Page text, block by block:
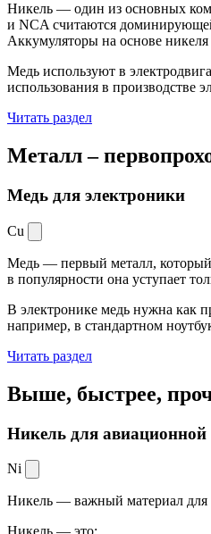
Никель — один из основных
и NCA считаются
Аккумуляторы на основе
Медь используют в
использования в производстве
Читать раздел
Металл –
Медь для электроники
Cu
Медь — первый металл, который
в популярности она уступает
В электронике медь нужна как
например, в стандартном
Читать раздел
Выше, быстрее,
Никель для
Ni
Никель — важный материал для